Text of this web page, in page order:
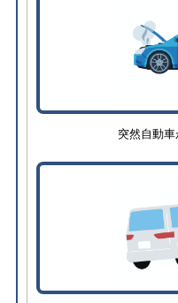
突然自動